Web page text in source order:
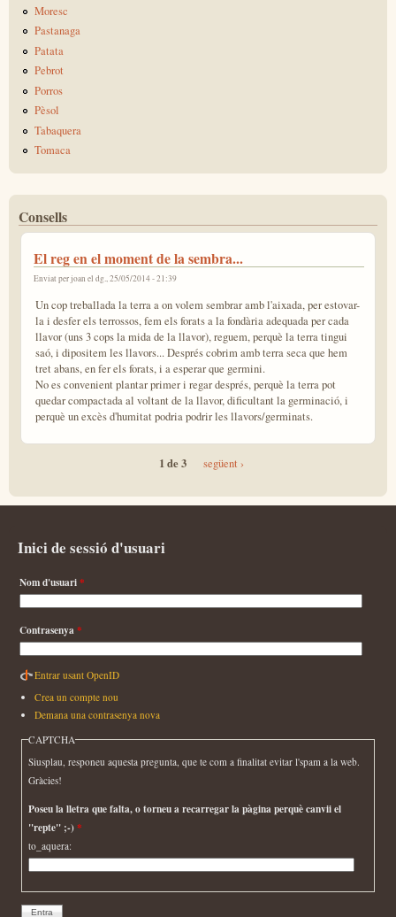
Moresc
Pastanaga
Patata
Pebrot
Porros
Pèsol
Tabaquera
Tomaca
Consells
El reg en el moment de la sembra...
Enviat perjoanel dg., 25/05/2014 - 21:39
Un cop treballada la terra a on volem sembrar amb l'aixada, per estovar-
la i desfer els terrossos, fem els forats a la fondària adequada per cada
llavor (uns 3 cops la mida de la llavor), reguem, perquè la terra tingui
saó, i dipositem les llavors... Després cobrim amb terra seca que hem
tret abans, en fer els forats, i a esperar que germini.
No es convenient plantar primer i regar després, perquè la terra pot
quedar compactada al voltant de la llavor, dificultant la germinació, i
perquè un excès d'humitat podria podrir les llavors/germinats.
1 de 3 següent ›
Inici de sessió d'usuari
Nom d'usuari*
Contrasenya*
Entrar usant OpenID
Crea un compte nou
Demana una contrasenya nova
CAPTCHA
Siusplau, responeu aquesta pregunta, que te com a finalitat evitar l'spam a la web.
Gràcies!
Poseu la lletra que falta, o torneu a recarregar la pàgina perquè canvii el
"repte" ;-)*
to_aquera: